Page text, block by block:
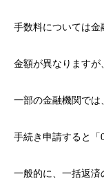
手数料については金
金額が異なりますが
一部の金融機関では
手続き申請すると「
一般的に、一括返済